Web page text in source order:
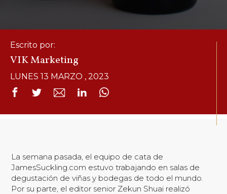
Escrito por:
VIK Marketing
LUNES 13 MARZO , 2023
La semana pasada, el equipo de cata de
JamesSuckling.com estuvo trabajando en salas de
degustación de viñas y bodegas de todo el mundo.
Por su parte, el editor senior Zekun Shuai realizó